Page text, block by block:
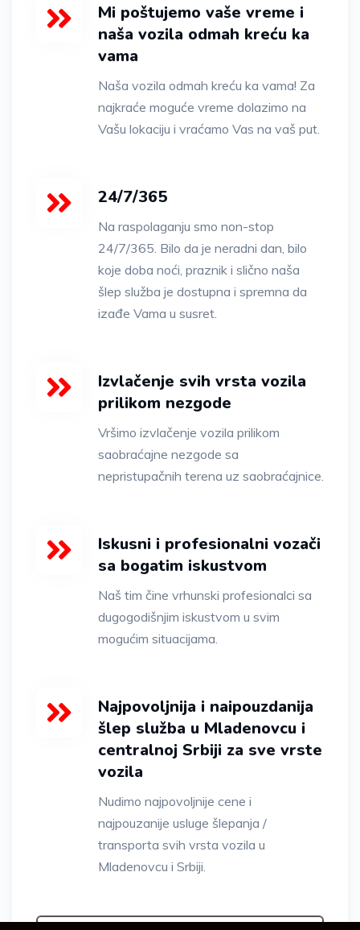
Mi poštujemo vaše vreme i
naša vozila odmah kreću ka
vama
Naša vozila odmah kreću ka vama! Za
najkraće moguće vreme dolazimo na
Vašu lokaciju i vraćamo Vas na vaš put.
24/7/365
Na raspolaganju smo non-stop
24/7/365. Bilo da je neradni dan, bilo
koje doba noći, praznik i slično naša
šlep služba je dostupna i spremna da
izađe Vama u susret.
Izvlačenje svih vrsta vozila
prilikom nezgode
Vršimo izvlačenje vozila prilikom
saobraćajne nezgode sa
nepristupačnih terena uz saobraćajnice.
Iskusni i profesionalni vozači
sa bogatim iskustvom
Naš tim čine vrhunski profesionalci sa
dugogodišnjim iskustvom u svim
mogućim situacijama.
Najpovoljnija i naipouzdanija
šlep služba u Mladenovcu i
centralnoj Srbiji za sve vrste
vozila
Nudimo najpovoljnije cene i
najpouzanije usluge šlepanja /
transporta svih vrsta vozila u
Mladenovcu i Srbiji.